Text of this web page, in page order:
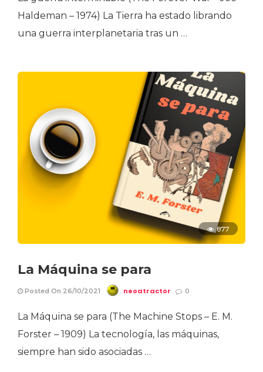
Haldeman – 1974) La Tierra ha estado librando
una guerra interplanetaria tras un …
877
La Máquina se para
Posted On 26/10/2021 neoatractor 0
La Máquina se para (The Machine Stops – E. M.
Forster – 1909) La tecnología, las máquinas,
siempre han sido asociadas …